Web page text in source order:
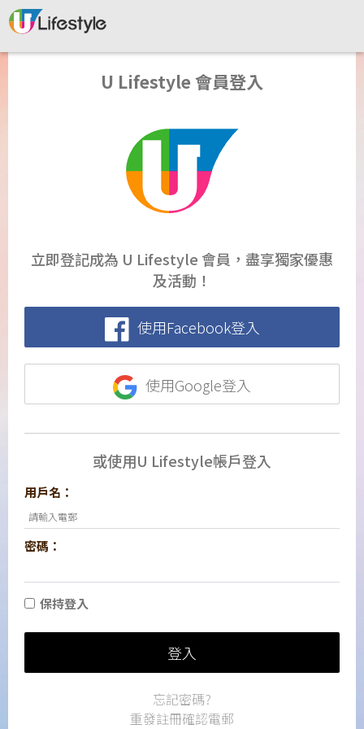
U Lifestyle 會員登入
立即登記成為 U Lifestyle 會員，盡享獨家優惠
及活動！
使用Facebook登入
使用Google登入
或使用U Lifestyle帳戶登入
用戶名：
密碼：
保持登入
登入
忘記密碼?
重發註冊確認電郵